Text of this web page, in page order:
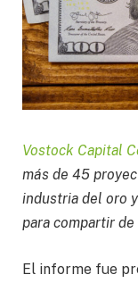
Vostock Capital
más de 45
industria del oro
para compartir
El informe fue